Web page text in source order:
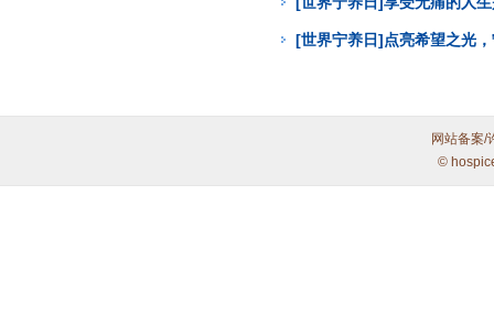
[世界宁养日]点亮希望之光
网站备案/
©